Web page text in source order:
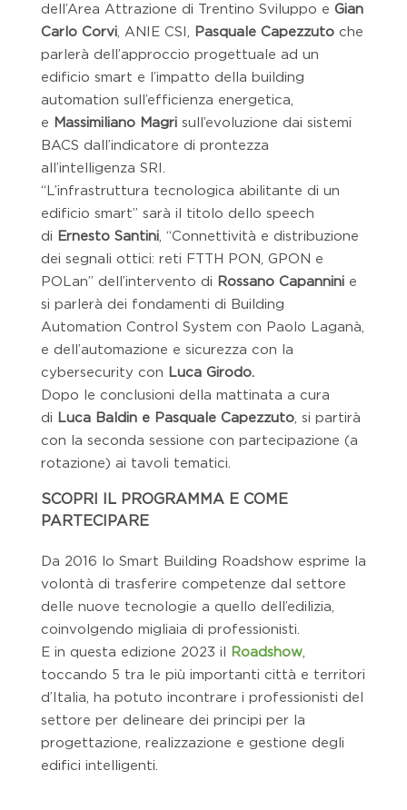
dell’Area Attrazione di Trentino Sviluppo e Gian
Carlo Corvi, ANIE CSI, Pasquale Capezzutoche
parlerà dell’approccio progettuale ad un
edificio smart e l’impatto della building
automation sull’efficienza energetica,
e Massimiliano Magrisull’evoluzione dai sistemi
BACS dall’indicatore di prontezza
all’intelligenza SRI.
“L’infrastruttura tecnologica abilitante di un
edificio smart” sarà il titolo dello speech
di Ernesto Santini, “Connettività e distribuzione
dei segnali ottici: reti FTTH PON, GPON e
POLan” dell’intervento di Rossano Capanninie
si parlerà dei fondamenti di Building
Automation Control System con Paolo Laganà,
e dell’automazione e sicurezza con la
cybersecurity con Luca Girodo.
Dopo le conclusioni della mattinata a cura
di Luca Baldin e Pasquale Capezzuto, si partirà
con la seconda sessione con partecipazione (a
rotazione) ai tavoli tematici.
SCOPRI IL PROGRAMMA E COME
PARTECIPARE
Da 2016 lo Smart Building Roadshow esprime la
volontà di trasferire competenze dal settore
delle nuove tecnologie a quello dell’edilizia,
coinvolgendo migliaia di professionisti.
E in questa edizione 2023 il Roadshow,
toccando 5 tra le più importanti città e territori
d’Italia, ha potuto incontrare i professionisti del
settore per delineare dei principi per la
progettazione, realizzazione e gestione degli
edifici intelligenti.